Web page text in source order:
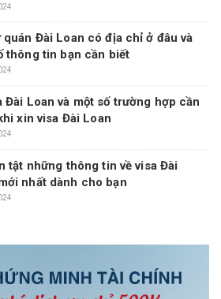
quán Đài Loan có địa chỉ ở đâu và
thông tin bạn cần biết
Đài Loan và một số trường hợp cần
xin visa Đài Loan
tật những thông tin về visa Đài
nhất dành cho bạn